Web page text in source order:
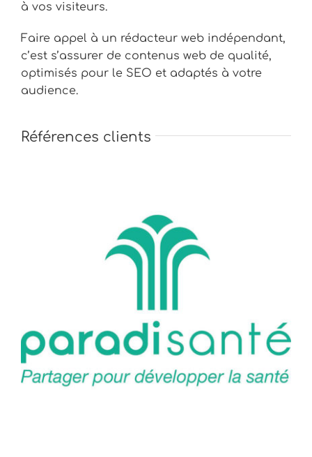
à vos visiteurs.
Faire appel à un rédacteur web indépendant,
c’est s’assurer de contenus web de qualité,
optimisés pour le SEO et adaptés à votre
audience.
Références clients